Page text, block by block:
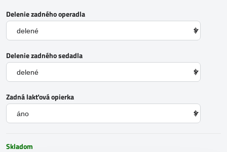
Delenie zadného operadla
Delenie zadného sedadla
Zadná lakťová opierka
Skladom